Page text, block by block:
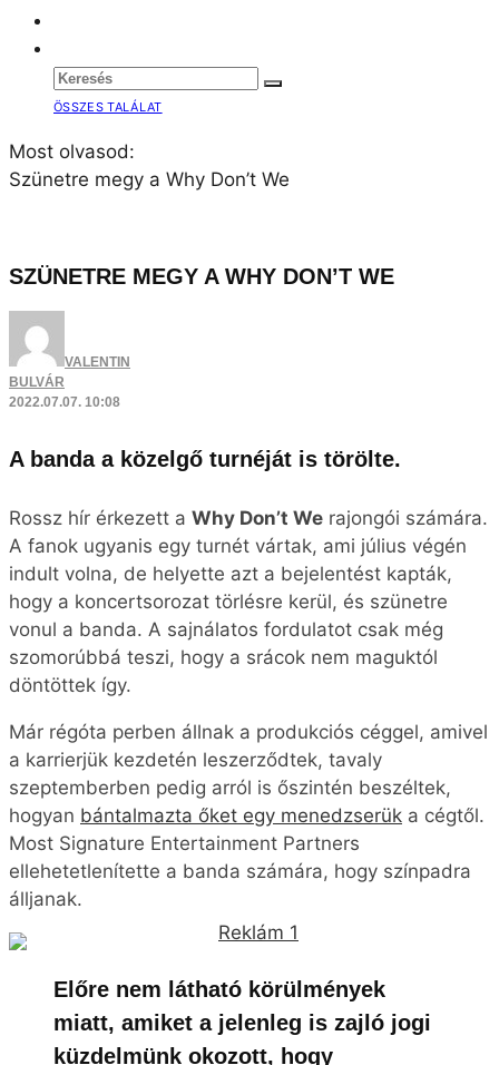
ÖSSZES TALÁLAT
Most olvasod:
Szünetre megy a Why Don’t We
SZÜNETRE MEGY A WHY DON’T WE
VALENTIN
BULVÁR
2022.07.07. 10:08
A banda a közelgő turnéját is törölte.
Rossz hír érkezett a Why Don’t We rajongói számára.
A fanok ugyanis egy turnét vártak, ami július végén
indult volna, de helyette azt a bejelentést kapták,
hogy a koncertsorozat törlésre kerül, és szünetre
vonul a banda. A sajnálatos fordulatot csak még
szomorúbbá teszi, hogy a srácok nem maguktól
döntöttek így.
Már régóta perben állnak a produkciós céggel, amivel
a karrierjük kezdetén leszerződtek, tavaly
szeptemberben pedig arról is őszintén beszéltek,
hogyan bántalmazta őket egy menedzserük a cégtől.
Most Signature Entertainment Partners
ellehetetlenítette a banda számára, hogy színpadra
álljanak.
Előre nem látható körülmények
miatt, amiket a jelenleg is zajló jogi
küzdelmünk okozott, hogy